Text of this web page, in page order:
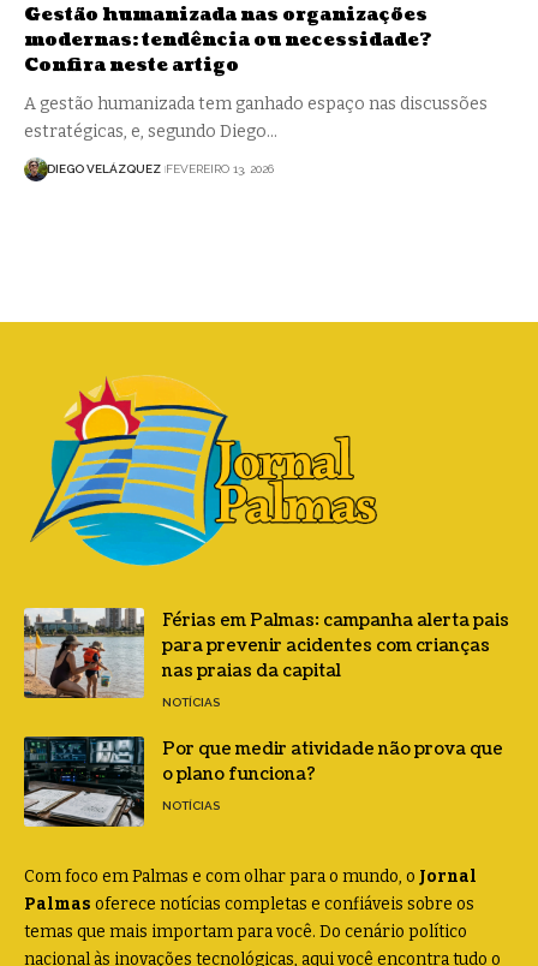
Gestão humanizada nas organizações
modernas: tendência ou necessidade?
Confira neste artigo
A gestão humanizada tem ganhado espaço nas discussões
estratégicas, e, segundo Diego…
DIEGO VELÁZQUEZ FEVEREIRO 13, 2026
Férias em Palmas: campanha alerta pais
para prevenir acidentes com crianças
nas praias da capital
NOTÍCIAS
Por que medir atividade não prova que
o plano funciona?
NOTÍCIAS
Com foco em Palmas e com olhar para o mundo, o Jornal
Palmas oferece notícias completas e confiáveis sobre os
temas que mais importam para você. Do cenário político
nacional às inovações tecnológicas, aqui você encontra tudo o